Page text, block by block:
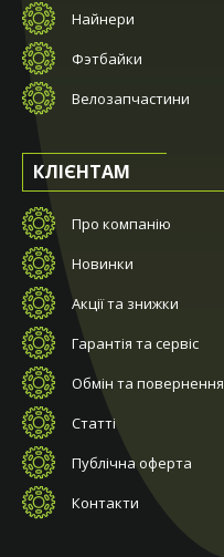
Найнери
Фэтбайки
Велозапчастини
КЛІЄНТАМ
Про компанію
Новинки
Акції та знижки
Гарантія та сервіс
Обмін та повернення
Статті
Публічна оферта
Контакти